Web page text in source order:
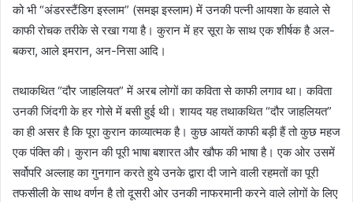
को भी “अंडरस्टैंडिग इस्लाम” (समझ इस्लाम) में उनकी पत्नी आयशा के हवाले से
काफी रोचक तरीके से रखा गया है। कुरान में हर सूरा के साथ एक शीर्षक है अल-
बकरा, आले इमरान, अन-निसा आदि।
तथाकथित “दौर जाहलियत” में अरब लोगों का कविता से काफी लगाव था। कविता
उनकी जिंदगी के हर गोसे में बसी हुई थी। शायद यह तथाकथित “दौर जाहलियत”
का ही असर है कि पूरा कुरान काव्यात्मक है। कुछ आयतें काफी बड़ी हैं तो कुछ महज
एक पंक्ति की। कुरान की पूरी भाषा बशारत और खौफ की भाषा है। एक ओर उसमें
सर्वोपरि अल्लाह का गुनगान करते हुये उनके द्वारा दी जाने वाली रहमतों का पूरी
तफसीली के साथ वर्णन है तो दूसरी ओर उनकी नाफरमानी करने वाले लोगों के लिए